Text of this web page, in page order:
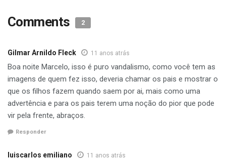
Comments 2
Gilmar Arnildo Fleck 11 anos atrás
Boa noite Marcelo, isso é puro vandalismo, como você tem as
imagens de quem fez isso, deveria chamar os pais e mostrar o
que os filhos fazem quando saem por ai, mais como uma
advertência e para os pais terem uma noção do pior que pode
vir pela frente, abraços.
Responder
luiscarlos emiliano 11 anos atrás